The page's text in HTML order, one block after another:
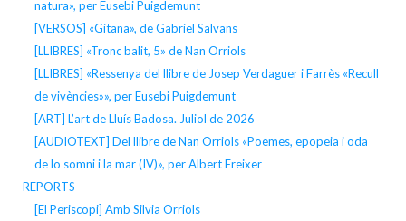
natura», per Eusebi Puigdemunt
[VERSOS] «Gitana», de Gabriel Salvans
[LLIBRES] «Tronc balit, 5» de Nan Orriols
[LLIBRES] «Ressenya del llibre de Josep Verdaguer i Farrès «Recull
de vivències»», per Eusebi Puigdemunt
[ART] L’art de Lluís Badosa. Juliol de 2026
[AUDIOTEXT] Del llibre de Nan Orriols «Poemes, epopeia i oda
de lo somni i la mar (IV)», per Albert Freixer
REPORTS
[El Periscopi] Amb Silvia Orriols